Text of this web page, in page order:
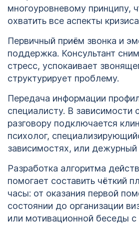
многоуровневому принципу,
охватить все аспекты
Первичный приём звонка и
поддержка. Консультант
стресс, успокаивает
структурирует проблему.
Передача информации
специалисту. В зависимости
разговору подключается
психолог,
зависимостях, или дежурный
Разработка алгоритма
помогает составить чёткий
часы: от оказания первой
состоянии до организации
или мотивационной беседы